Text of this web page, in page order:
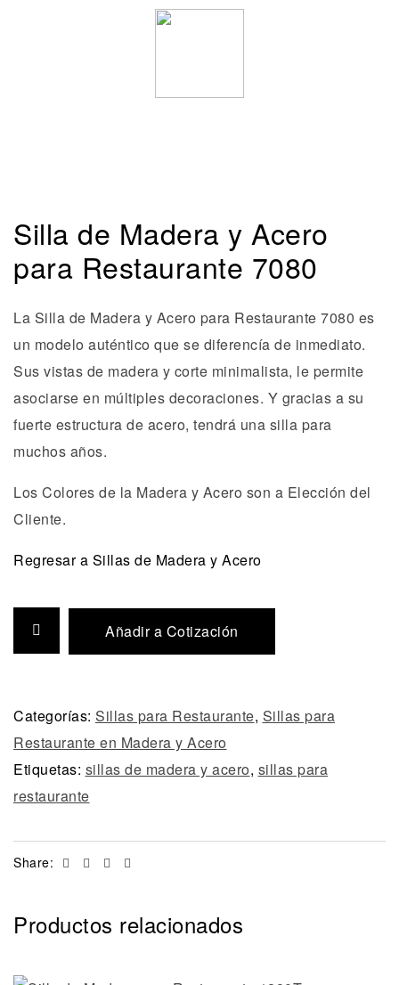
Silla de Madera y Acero
para Restaurante 7080
La Silla de Madera y Acero para Restaurante 7080 es
un modelo auténtico que se diferencía de inmediato.
Sus vistas de madera y corte minimalista, le permite
asociarse en múltiples decoraciones. Y gracias a su
fuerte estructura de acero, tendrá una silla para
muchos años.
Los Colores de la Madera y Acero son a Elección del
Cliente.
Regresar a Sillas de Madera y Acero
Añadir a Cotización
Categorías: Sillas para Restaurante, Sillas para
Restaurante en Madera y Acero
Etiquetas: sillas de madera y acero, sillas para
restaurante
Share: Facebook
TwitterLinkedin
Productos relacionados